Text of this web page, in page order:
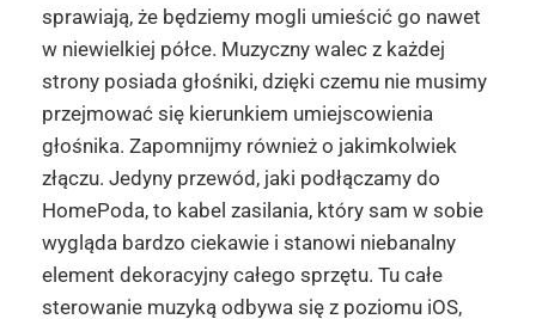
sprawiają, że będziemy mogli umieścić go nawet
w niewielkiej półce. Muzyczny walec z każdej
strony posiada głośniki, dzięki czemu nie musimy
przejmować się kierunkiem umiejscowienia
głośnika. Zapomnijmy również o jakimkolwiek
złączu. Jedyny przewód, jaki podłączamy do
HomePoda, to kabel zasilania, który sam w sobie
wygląda bardzo ciekawie i stanowi niebanalny
element dekoracyjny całego sprzętu. Tu całe
sterowanie muzyką odbywa się z poziomu iOS,